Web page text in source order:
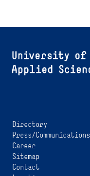
Directory
Press/Communications
Career
Sitemap
Contact